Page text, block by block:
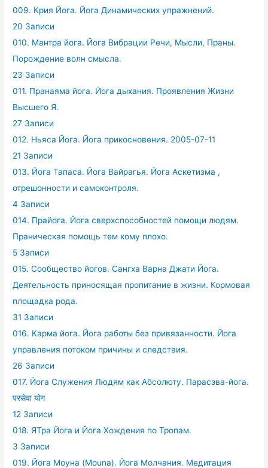
009. Крия Йога. Йога Динамических упражнений.
20 Записи
010. Мантра йога. Йога Вибрации Речи, Мысли, Праны.
Порождение волн смысла.
23 Записи
011. Пранаяма йога. Йога дыхания. Проявления Жизни
Высшего Я.
27 Записи
012. Ньяса Йога. Йога прикосновения. 2005-07-11
21 Записи
013. Йога Тапаса. Йога Вайрагья. Йога Аскетизма ,
отрешонности и самоконтроля.
4 Записи
014. Прайога. Йога сверхспособностей помощи людям.
Праническая помощь тем кому плохо.
5 Записи
015. Сообщество йогов. Сангха Варна Джати Йога.
Деятельность приносящая пропитание в жизни. Кормовая
площадка рода.
31 Записи
016. Карма йога. Йога работы без привязанности. Йога
управления потоком причины и следствия.
26 Записи
017. Йога Служения Людям как Абсолюту. Парасэва-йога.
परसेवा योग
12 Записи
018. ЯТра Йога и Йога Хождения по Тропам.
3 Записи
019. Йога Моуна (Mouna). Йога Молчания. Медитация